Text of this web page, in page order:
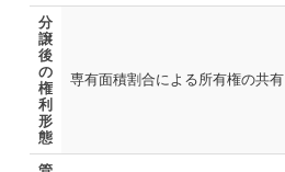
分
譲
後
の
権
利
形
態
専有面積割合による所有権の共有